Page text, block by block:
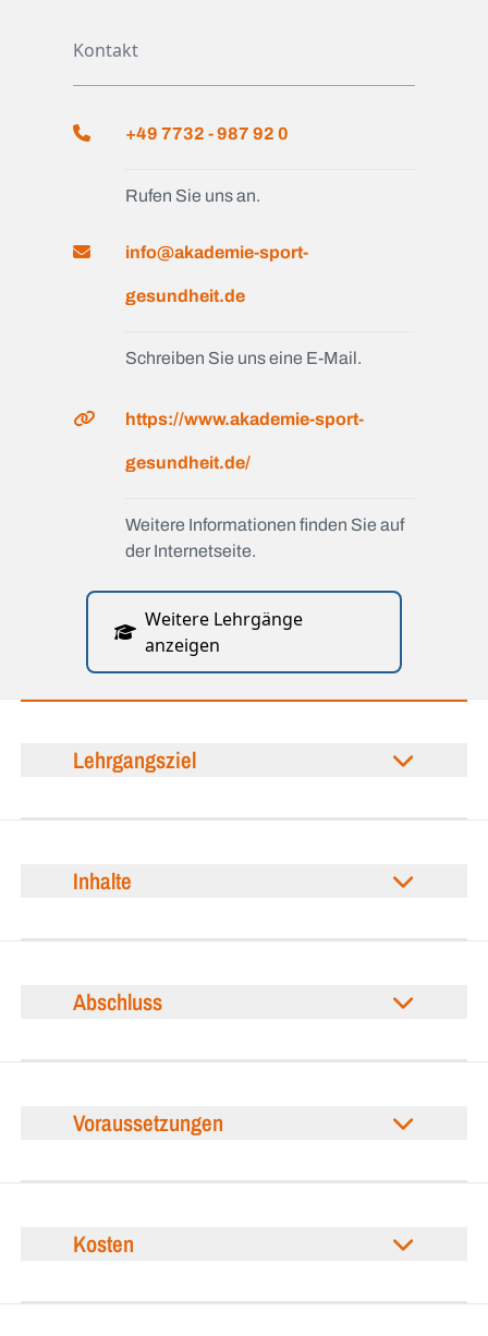
Kontakt
+49 7732 - 987 92 0
Rufen Sie uns an.
info@akademie-sport-
gesundheit.de
Schreiben Sie uns eine E-Mail.
https://www.akademie-sport-
gesundheit.de/
Weitere Informationen finden Sie auf
der Internetseite.
Weitere Lehrgänge
anzeigen
Lehrgangsziel
Inhalte
Abschluss
Voraussetzungen
Kosten